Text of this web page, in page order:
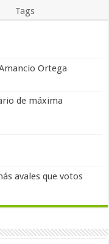
Tags
Ortega
de máxima
avales que votos